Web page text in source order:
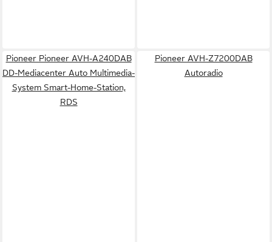
Pioneer Pioneer AVH-A240DAB
DD-Mediacenter Auto Multimedia-
System Smart-Home-Station,
RDS
Pioneer AVH-Z7200DAB
Autoradio